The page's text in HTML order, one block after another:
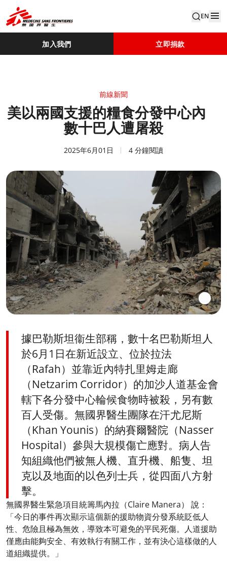
EN
加入我們 立即捐款
前線新聞
美以兩國支援的糧食分發中心內
數十巴人遭屠殺
2025年6月01日 4 分鐘閱讀
據巴勒斯坦衞生部稱，數十名巴勒斯坦人
於6月1日在新近設立、位於拉法
（Rafah）並靠近內特扎里姆走廊
（Netzarim Corridor）的加沙人道基金會
轄下各分發中心輪候食物時被殺，另有數
百人受傷。無國界醫生團隊在汗尤尼斯
（Khan Younis）的納賽爾醫院（Nasser
Hospital）參與大規模傷亡應對。病人告
知組織他們被無人機、直升機、船隻、坦
克以及地面的以色列士兵，從四面八方射
擊。
無國界醫生緊急項目統籌馬內拉（Claire Manera） 說：
「今日的事件再次顯示這個新的援助物資分發系統貶低人
性、危險且極為無效，導致本可避免的平民死傷。人道援助
僅應由能夠安全、有效執行有關工作，並有決心這樣做的人
道組織提供。」